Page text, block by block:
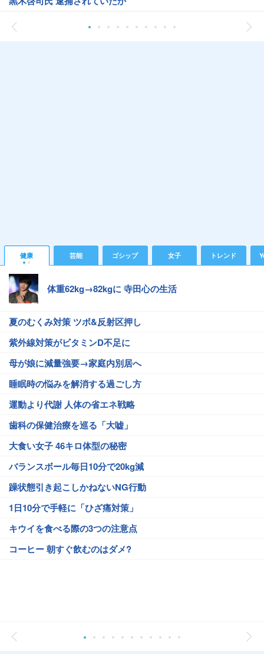
健康 芸能 ゴシップ 女子 トレンド
体重62kg→82kgに 寺田心の生活
夏のむくみ対策 ツボ&反射区押し
紫外線対策がビタミンD不足に
母が娘に減量強要→家庭内別居へ
睡眠時の悩みを解消する過ごし方
運動より代謝 人体の省エネ戦略
歯科の保健治療を巡る「大嘘」
大食い女子 46キロ体型の秘密
バランスボール毎日10分で20kg減
躁状態引き起こしかねないNG行動
1日10分で手軽に「ひざ痛対策」
キウイを食べる際の3つの注意点
コーヒー 朝すぐ飲むのはダメ?